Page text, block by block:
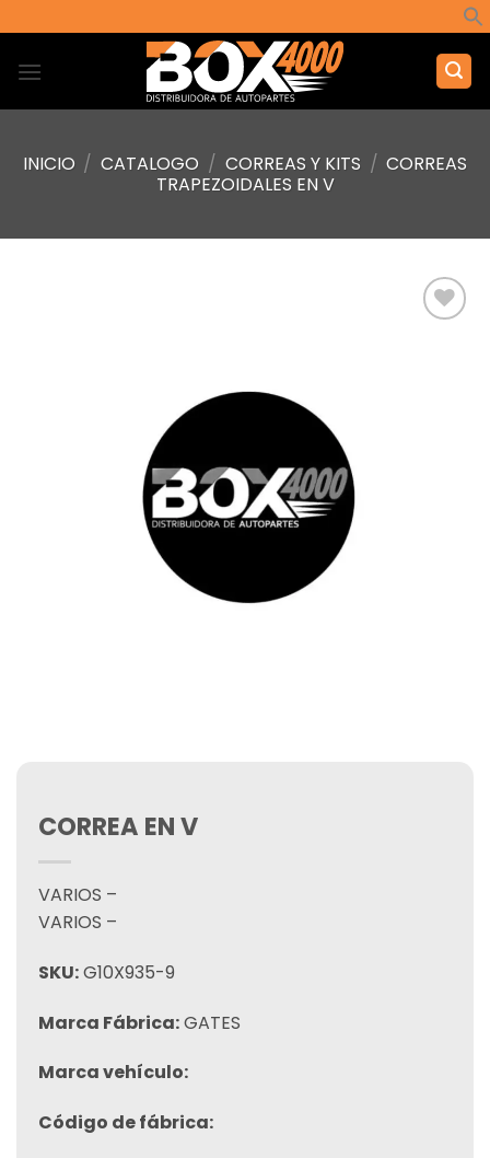
al
contenido
INICIO / CATALOGO / CORREAS Y KITS / CORREAS
TRAPEZOIDALES EN V
CORREA EN V
VARIOS –
VARIOS –
SKU:G10X935-9
Marca Fábrica:GATES
Marca vehículo:
Código de fábrica: